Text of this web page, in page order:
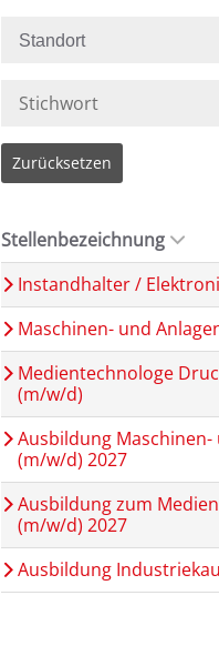
Standort
Zurücksetzen
Stellenbezeichnung
Instandhalter /
Maschinen- und
Medientechnologe
(m/w/d)
Ausbildung
(m/w/d) 2027
Ausbildung zum
(m/w/d) 2027
Ausbildung